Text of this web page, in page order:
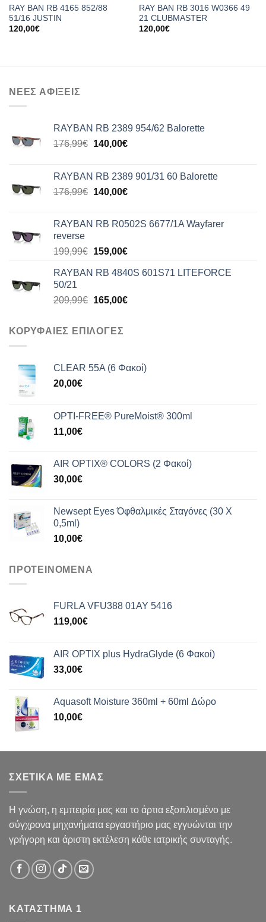
RAY BAN RB 4165 852/88
51/16 JUSTIN
120,00€
RAY BAN RB 3016 W0366 49
21 CLUBMASTER
120,00€
ΝΕΕΣ ΑΦΙΞΕΙΣ
RAYBAN RB 2389 954/62 Balorette
176,99€ Original
176,99€.
140,00€Η
είναι:
140,00€.
RAYBAN RB 2389 901/31 60 Balorette
176,99€ Original
176,99€.
140,00€Η
είναι:
RAYBAN RB R0502S 6677/1A Wayfarer
reverse
199,99€ Original
was:
159,00€Η
τιμή
159,00€.
RAYBAN RB 4840S 601S71 LITEFORCE
50/21
209,99€ Original
209,99€.
165,00€Η
ΚΟΡΥΦΑΙΕΣ ΕΠΙΛΟΓΕΣ
CLEAR 55A (6 Φακοί)
20,00€
OPTI-FREE® PureMoist® 300ml
11,00€
AIR OPTIX® COLORS (2 Φακοί)
30,00€
Newsept Eyes Όφθαλμικές Σταγόνες (30 Χ
0,5ml)
10,00€
ΠΡΟΤΕΙΝΟΜΕΝΑ
FURLA VFU388 01AY 5416
119,00€
AIR OPTIX plus HydraGlyde (6 Φακοί)
33,00€
Aquasoft Moisture 360ml + 60ml Δώρο
10,00€
ΣΧΕΤΙΚΑ ΜΕ ΕΜΑΣ
Η γνώση, η εμπειρία μας και το άρτια εξοπλισμένο με
σύγχρονα μηχανήματα εργαστήριο μας εγγυώνται την
γρήγορη και άριστη εκτέλεση κάθε ιατρικής συνταγής.
ΚΑΤΑΣΤΗΜΑ 1